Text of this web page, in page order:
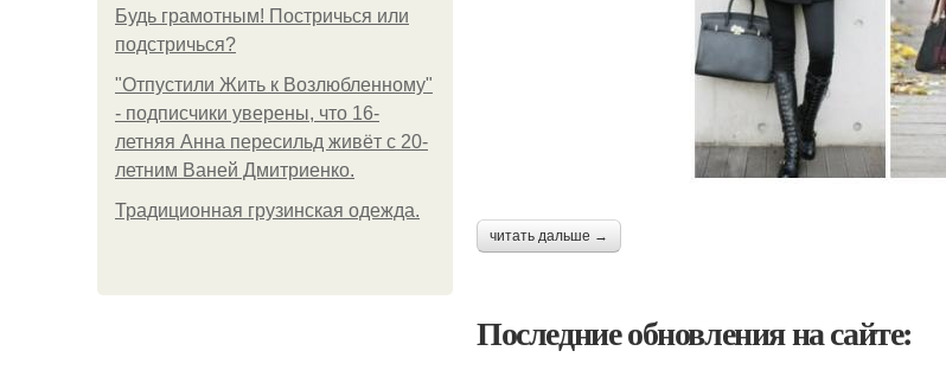
Будь грамотным! Постричься или
подстричься?
"Отпустили Жить к Возлюбленному"
- подписчики уверены, что 16-
летняя Анна пересильд живёт с 20-
летним Ваней Дмитриенко.
Традиционная грузинская одежда.
читать дальше →
Последние обновления на сайте: